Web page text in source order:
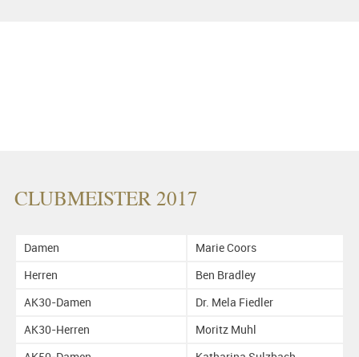
CLUBMEISTER 2017
Damen
Marie Coors
Herren
Ben Bradley
AK30-Damen
Dr. Mela Fiedler
AK30-Herren
Moritz Muhl